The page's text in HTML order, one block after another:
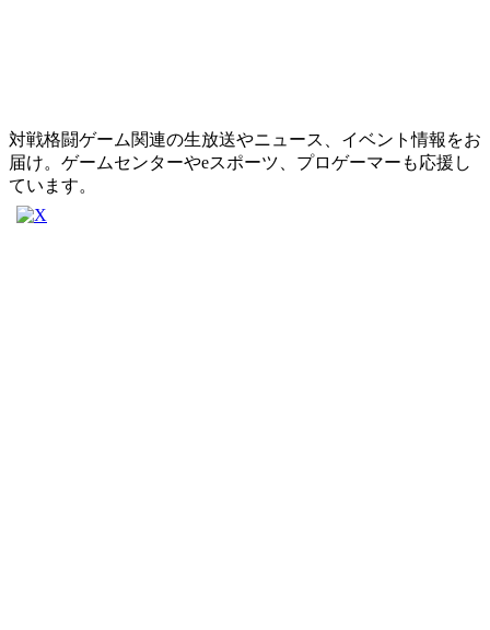
対戦格闘ゲーム関連の生放送やニュース、イベント情報をお
届け。ゲームセンターやeスポーツ、プロゲーマーも応援し
ています。